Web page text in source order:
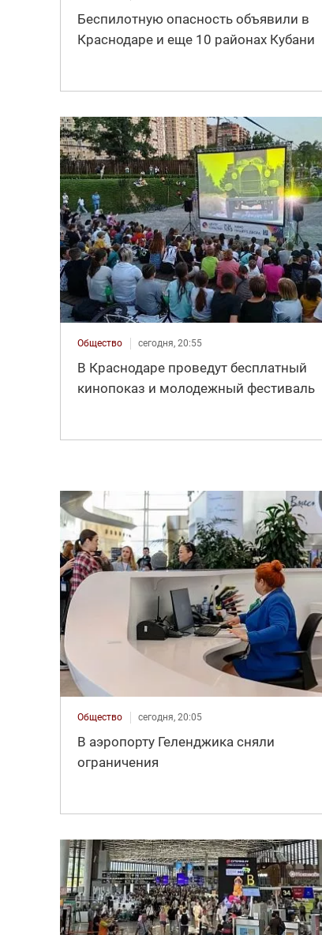
Беспилотную опасность объявили в
Краснодаре и еще 10 районах Кубани
Общество сегодня, 20:55
В Краснодаре проведут бесплатный
кинопоказ и молодежный фестиваль
Общество сегодня, 20:05
В аэропорту Геленджика сняли
ограничения